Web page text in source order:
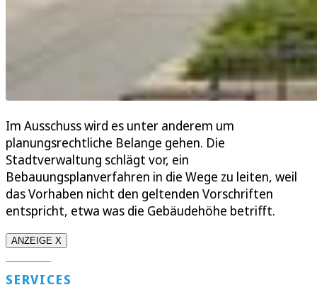
Im Ausschuss wird es unter anderem um
planungsrechtliche Belange gehen. Die
Stadtverwaltung schlägt vor, ein
Bebauungsplanverfahren in die Wege zu leiten, weil
das Vorhaben nicht den geltenden Vorschriften
entspricht, etwa was die Gebäudehöhe betrifft.
ANZEIGE X
SERVICES